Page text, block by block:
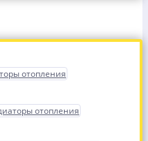
отопления
отопления